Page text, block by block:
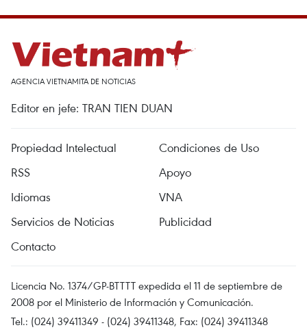
AGENCIA VIETNAMITA DE NOTICIAS
Editor en jefe: TRAN TIEN DUAN
Propiedad Intelectual
Condiciones de Uso
RSS
Apoyo
Idiomas
VNA
Servicios de Noticias
Publicidad
Contacto
Licencia No. 1374/GP-BTTTT expedida el 11 de septiembre de
2008 por el Ministerio de Información y Comunicación.
Tel.: (024) 39411349 - (024) 39411348, Fax: (024) 39411348